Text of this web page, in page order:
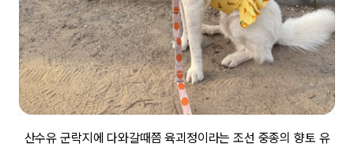
산수유 군락지에 다와갈때쯤 육괴정이라는 조선 중종의 향토 유